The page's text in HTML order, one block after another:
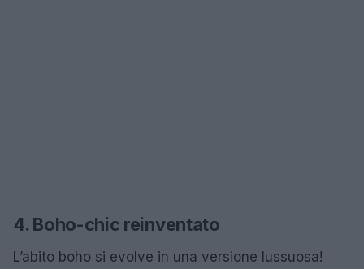
4. Boho-chic reinventato
L’abito boho si evolve in una versione lussuosa!